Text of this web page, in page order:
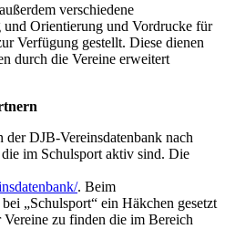
verschiedene
Orientierung und Vordrucke für
Verfügung gestellt. Diese dienen
durch die Vereine erweitert
der DJB-Vereinsdatenbank nach
im Schulsport aktiv sind. Die
. Beim
„Schulsport“ ein Häkchen gesetzt
zu finden die im Bereich